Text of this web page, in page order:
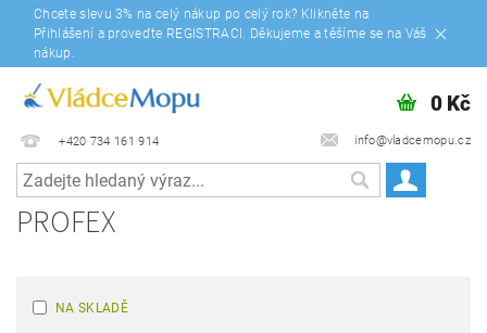
Chcete slevu 3% na celý nákup po celý rok? Klikněte na
Přihlášení a proveďte REGISTRACI. Děkujeme a těšíme se na Váš
nákup.
+420 734 161 914 info@vladcemopu.cz
0 Kč
PROFEX
NA SKLADĚ